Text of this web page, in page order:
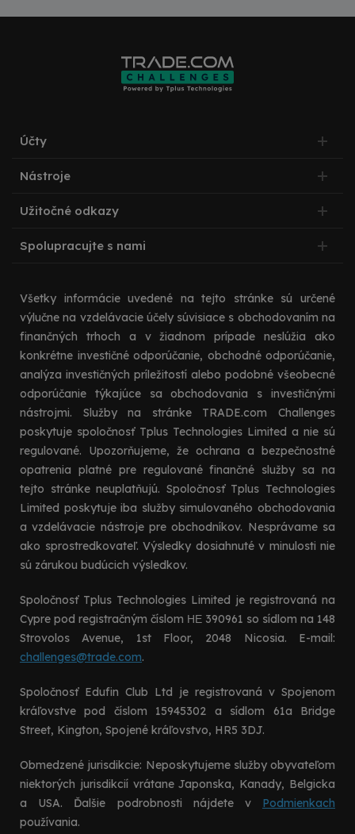
Účty
Nástroje
Užitočné odkazy
Spolupracujte s nami
Všetky informácie uvedené na tejto stránke sú určené
výlučne na vzdelávacie účely súvisiace s obchodovaním na
finančných trhoch a v žiadnom prípade neslúžia ako
konkrétne investičné odporúčanie, obchodné odporúčanie,
analýza investičných príležitostí alebo podobné všeobecné
odporúčanie týkajúce sa obchodovania s investičnými
nástrojmi. Služby na stránke TRADE.com Challenges
poskytuje spoločnosť Tplus Technologies Limited a nie sú
regulované. Upozorňujeme, že ochrana a bezpečnostné
opatrenia platné pre regulované finančné služby sa na
tejto stránke neuplatňujú. Spoločnosť Tplus Technologies
Limited poskytuje iba služby simulovaného obchodovania
a vzdelávacie nástroje pre obchodníkov. Nesprávame sa
ako sprostredkovateľ. Výsledky dosiahnuté v minulosti nie
sú zárukou budúcich výsledkov.
Spoločnosť Tplus Technologies Limited je registrovaná na
Cypre pod registračným číslom ΗΕ 390961 so sídlom na 148
Strovolos Avenue, 1st Floor, 2048 Nicosia. E-mail:
challenges@trade.com.
Spoločnosť Edufin Club Ltd je registrovaná v Spojenom
kráľovstve pod číslom 15945302 a sídlom 61a Bridge
Street, Kington, Spojené kráľovstvo, HR5 3DJ.
Obmedzené jurisdikcie: Neposkytujeme služby obyvateľom
niektorých jurisdikcií vrátane Japonska, Kanady, Belgicka
a USA. Ďalšie podrobnosti nájdete v Podmienkach
používania.